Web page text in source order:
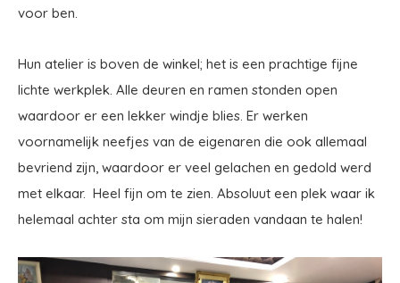
voor ben.
Hun atelier is boven de winkel; het is een prachtige fijne
lichte werkplek. Alle deuren en ramen stonden open
waardoor er een lekker windje blies. Er werken
voornamelijk neefjes van de eigenaren die ook allemaal
bevriend zijn, waardoor er veel gelachen en gedold werd
met elkaar. Heel fijn om te zien. Absoluut een plek waar ik
helemaal achter sta om mijn sieraden vandaan te halen!